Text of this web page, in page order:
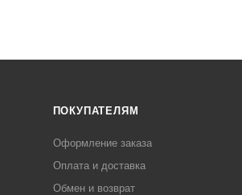
ПОКУПАТЕЛЯМ
Оформление заказа
Оплата и доставка
Обмен и возврат